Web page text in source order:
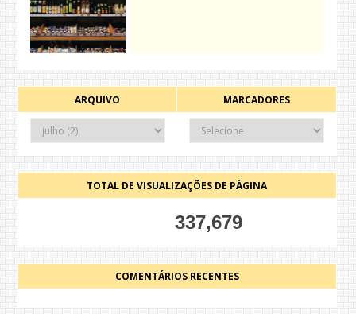
ARQUIVO MARCADORES
TOTAL DE VISUALIZAÇÕES DE PÁGINA
337,679
COMENTÁRIOS RECENTES